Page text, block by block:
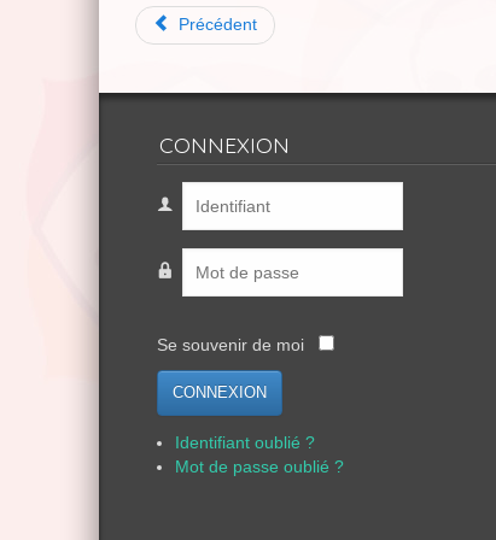
Précédent
CONNEXION
Se souvenir de moi
CONNEXION
Identifiant oublié ?
Mot de passe oublié ?